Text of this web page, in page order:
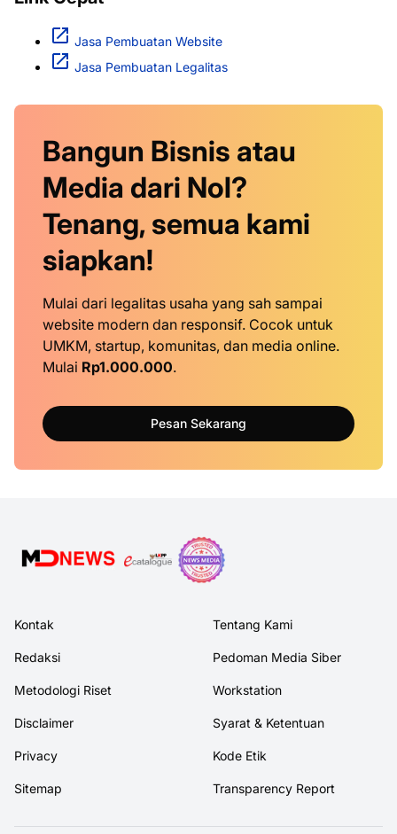
Jasa Pembuatan Website
Jasa Pembuatan Legalitas
Bangun Bisnis atau
Media dari Nol?
Tenang, semua kami
siapkan!
Mulai dari legalitas usaha yang sah sampai
website modern dan responsif. Cocok untuk
UMKM, startup, komunitas, dan media online.
Mulai Rp1.000.000.
Pesan Sekarang
Kontak Tentang Kami
Redaksi Pedoman Media Siber
Metodologi Riset Workstation
Disclaimer Syarat & Ketentuan
Privacy Kode Etik
Sitemap Transparency Report